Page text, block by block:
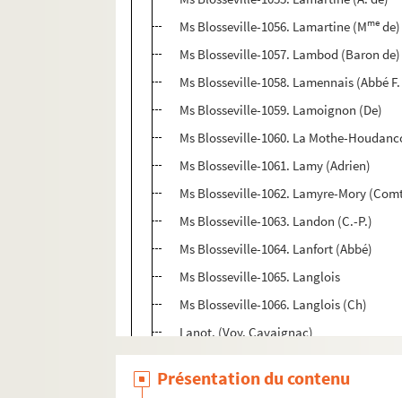
Ms Blosseville-1056. Lamartine (Mme de)
Ms Blosseville-1057. Lambod (Baron de)
Ms Blosseville-1058. Lamennais (Abbé
Ms Blosseville-1059. Lamoignon (De)
Ms Blosseville-1060. La Mothe-
Ms Blosseville-1061. Lamy (Adrien)
Ms Blosseville-1062. Lamyre-Mory
Ms Blosseville-1063. Landon (C.-P.)
Ms Blosseville-1064. Lanfort (Abbé)
Ms Blosseville-1065. Langlois
Ms Blosseville-1066. Langlois (Ch)
Lanot. (Voy. Cavaignac)
Ms Blosseville-1067. Lanoue (Vicomte
Ms Blosseville-1068. Lansdowne
Présentation du contenu